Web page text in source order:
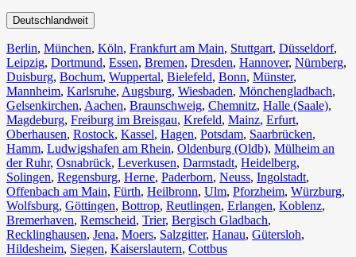
Deutschlandweit
Berlin⁠, München, Köln⁠, Frankfurt am Main, Stuttgart, Düsseldorf,
Leipzig, Dortmund, Essen, Bremen, Dresden, Hannover, Nürnberg,
Duisburg⁠, Bochum, Wuppertal⁠, Bielefeld⁠, Bonn⁠, Münster⁠,
Mannheim, Karlsruhe, Augsburg, Wiesbaden⁠, Mönchengladbach⁠,
Gelsenkirchen⁠, Aachen⁠, Braunschweig, Chemnitz⁠, Halle (Saale)⁠,
Magdeburg, Freiburg im Breisgau⁠, Krefeld⁠, Mainz⁠, Erfurt,
Oberhausen⁠, Rostock⁠, Kassel⁠, Hagen, Potsdam, Saarbrücken⁠,
Hamm, Ludwigshafen am Rhein⁠, Oldenburg (Oldb), Mülheim an
der Ruhr, Osnabrück⁠, Leverkusen, Darmstadt⁠, Heidelberg,
Solingen, Regensburg, Herne⁠, Paderborn, Neuss, Ingolstadt,
Offenbach am Main, Fürth⁠, Heilbronn, Ulm⁠, Pforzheim, Würzburg,
Wolfsburg⁠, Göttingen, Bottrop, Reutlingen, Erlangen⁠, Koblenz,
Bremerhaven⁠, Remscheid, Trier⁠, Bergisch Gladbach,
Recklinghausen, Jena⁠, Moers⁠, Salzgitter⁠, Hanau, Gütersloh,
Hildesheim⁠, Siegen⁠, Kaiserslautern⁠, Cottbus⁠